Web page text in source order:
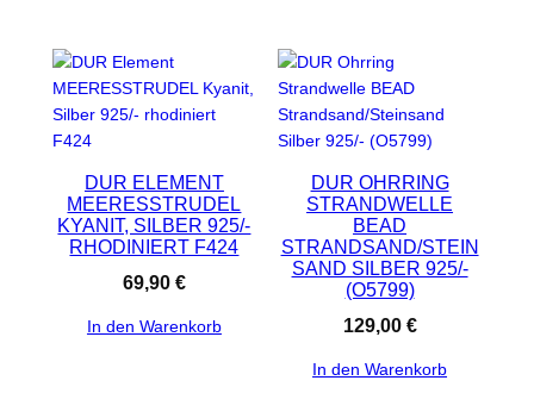
DUR ELEMENT
MEERESSTRUDEL
KYANIT, SILBER 925/-
RHODINIERT F424
69,90 €
In den Warenkorb
DUR OHRRING
STRANDWELLE
BEAD
STRANDSAND/STEIN
SAND SILBER 925/-
(O5799)
129,00 €
In den Warenkorb